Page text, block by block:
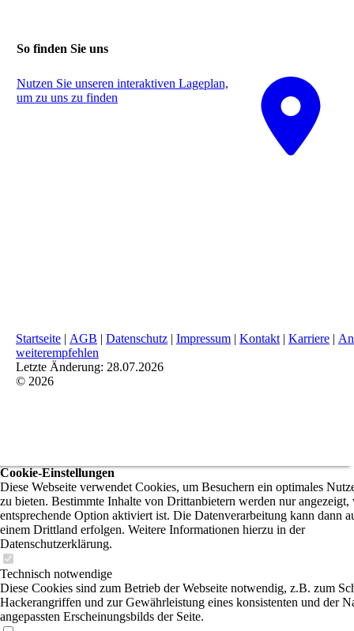
So finden Sie uns
Nutzen Sie unseren interaktiven La­ge­plan,
um zu uns zu finden
Startseite | AGB | Datenschutz | Impressum | Kontakt | Karriere |
weiterempfehlen
Letzte Änderung: 28.07.2026
© 2026
Cookie-Einstellungen
Diese Webseite verwendet Cookies, um Besuchern ein optimales
zu bieten. Bestimmte Inhalte von Drittanbietern werden nur angezeigt,
entsprechende Option aktiviert ist. Die Datenverarbeitung kann dann
einem Drittland erfolgen. Weitere Informationen hierzu in der
Datenschutzerklärung.
Technisch notwendige
Diese Cookies sind zum Betrieb der Webseite notwendig, z.B. zum
Hackerangriffen und zur Gewährleistung eines konsistenten und der
angepassten Erscheinungsbilds der Seite.